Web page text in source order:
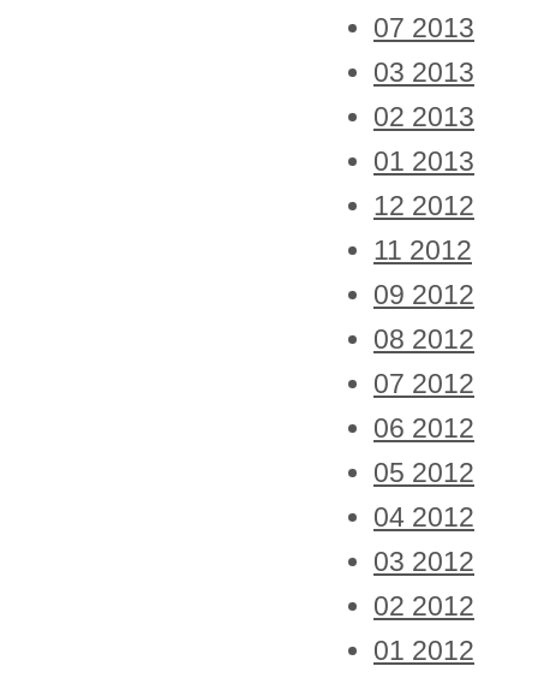
07 2013
03 2013
02 2013
01 2013
12 2012
11 2012
09 2012
08 2012
07 2012
06 2012
05 2012
04 2012
03 2012
02 2012
01 2012